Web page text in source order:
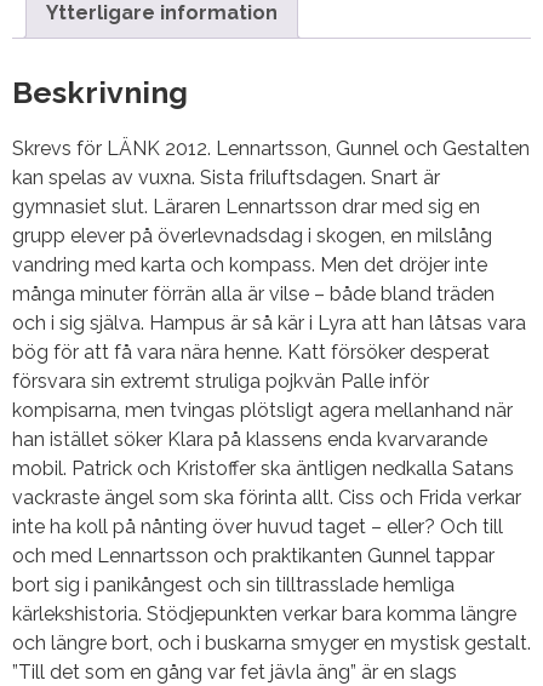
Ytterligare information
Beskrivning
Skrevs för LÄNK 2012. Lennartsson, Gunnel och Gestalten
kan spelas av vuxna. Sista friluftsdagen. Snart är
gymnasiet slut. Läraren Lennartsson drar med sig en
grupp elever på överlevnadsdag i skogen, en milslång
vandring med karta och kompass. Men det dröjer inte
många minuter förrän alla är vilse – både bland träden
och i sig själva. Hampus är så kär i Lyra att han låtsas vara
bög för att få vara nära henne. Katt försöker desperat
försvara sin extremt struliga pojkvän Palle inför
kompisarna, men tvingas plötsligt agera mellanhand när
han istället söker Klara på klassens enda kvarvarande
mobil. Patrick och Kristoffer ska äntligen nedkalla Satans
vackraste ängel som ska förinta allt. Ciss och Frida verkar
inte ha koll på nånting över huvud taget – eller? Och till
och med Lennartsson och praktikanten Gunnel tappar
bort sig i panikångest och sin tilltrasslade hemliga
kärlekshistoria. Stödjepunkten verkar bara komma längre
och längre bort, och i buskarna smyger en mystisk gestalt.
”Till det som en gång var fet jävla äng” är en slags